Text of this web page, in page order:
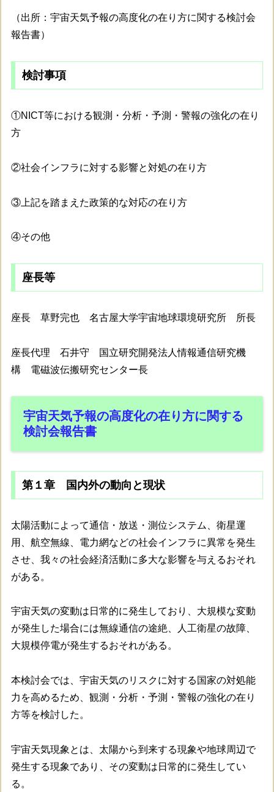
（出所：宇宙天気予報の高度化の在り方に関する検討会
報告書）
検討事項
①NICT等における観測・分析・予測・警報の強化の在り
方
②社会インフラに対する影響と対処の在り方
③上記を踏まえた政策的な対応の在り方
④その他
座長等
座長 草野完也 名古屋大学宇宙地球環境研究所 所長
座長代理 石井守 国立研究開発法人情報通信研究機
構 電磁波伝搬研究センター長
宇宙天気予報の高度化の在り方に関する
検討会報告書
第１章 国内外の動向と現状
太陽活動によって通信・放送・測位システム、衛星運
用、航空無線、電力網などの社会インフラに異常を発生
させ、我々の社会経済活動に多大な影響を与えるおそれ
がある。
宇宙天気の変動は日常的に発生しており、大規模な変動
が発生した場合には無線通信の途絶、人工衛星の故障、
大規模停電が発生するおそれがある。
本検討会では、宇宙天気のリスクに対する国家の対処能
力を高めるため、観測・分析・予測・警報の強化の在り
方等を検討した。
宇宙天気現象とは、太陽から到来する現象や地球周辺で
発生する現象であり、その変動は日常的に発生してい
る。